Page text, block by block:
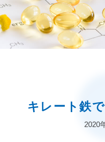
レーザー脱毛
キレート鉄
2020